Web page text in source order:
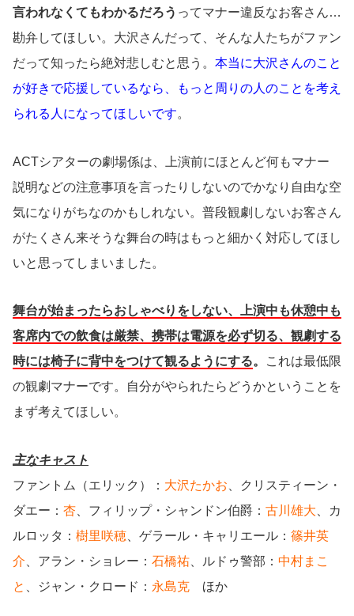
言われなくてもわかるだろう ってマナー違反なお客さん…
勘弁してほしい。大沢さんだって、そんな人たちがファン
だって知ったら絶対悲しむと思う。 本当に大沢さんのこと
が好きで応援しているなら、もっと周りの人のことを考え
られる人になってほしいです。
ACTシアターの劇場係は、上演前にほとんど何もマナー
説明などの注意事項を言ったりしないのでかなり自由な空
気になりがちなのかもしれない。普段観劇しないお客さん
がたくさん来そうな舞台の時はもっと細かく対応してほし
いと思ってしまいました。
舞台が始まったらおしゃべりをしない、上演中も休憩中も
客席内での飲食は厳禁、携帯は電源を必ず切る、観劇する
時には椅子に背中をつけて観るようにする。
これは最低限
の観劇マナーです。自分がやられたらどうかということを
まず考えてほしい。
主なキャスト
ファントム（エリック）： 大沢たかお 、クリスティーン・
ダエー： 杏 、フィリップ・シャンドン伯爵： 古川雄大 、カ
ルロッタ： 樹里咲穂 、ゲラール・キャリエール： 篠井英
介 、アラン・ショレー： 石橋祐 、ルドゥ警部： 中村まこ
と
、ジャン・クロード： 永島克 ほか